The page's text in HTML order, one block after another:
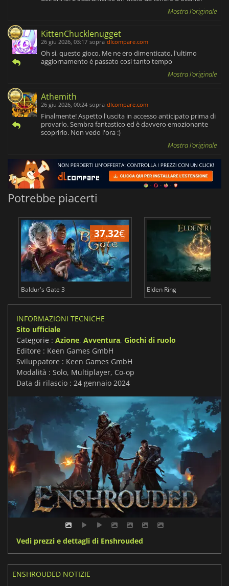
Mostra l'originale
KittenChucklenugget
26 giu 2026, 03:17 sopra dlcompare.com
Oh sì, questo gioco. Me ne ero dimenticato, l'ultimo
aggiornamento è passato così tanto tempo
Mostra l'originale
Athemith
26 giu 2026, 00:24 sopra dlcompare.com
Finalmente! Aspetto l'uscita in accesso anticipato prima di
provarlo. Sembra fantastico ed è davvero emozionante
scoprirlo. Non vedo l'ora :)
Mostra l'originale
Potrebbe piacerti
37.32€
Baldur's Gate 3 Elden Ring
INFORMAZIONI TECNICHE
Sito ufficiale
Categorie : Azione, Avventura, Giochi di ruolo
Editore : Keen Games GmbH
Sviluppatore : Keen Games GmbH
Modalità : Solo, Multiplayer, Co-op
Data di rilascio : 24 gennaio 2024
Vedi prezzi e dettagli di Enshrouded
ENSHROUDED NOTIZIE